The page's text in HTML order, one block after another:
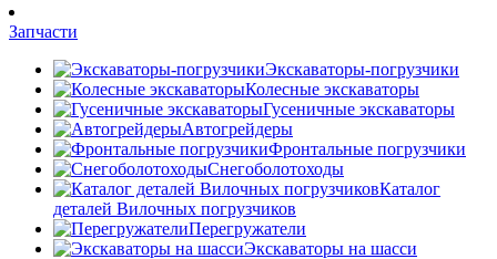
Запчасти
Экскаваторы-погрузчики
Колесные экскаваторы
Гусеничные экскаваторы
Автогрейдеры
Фронтальные погрузчики
Снегоболотоходы
Каталог
деталей Вилочных погрузчиков
Перегружатели
Экскаваторы на шасси